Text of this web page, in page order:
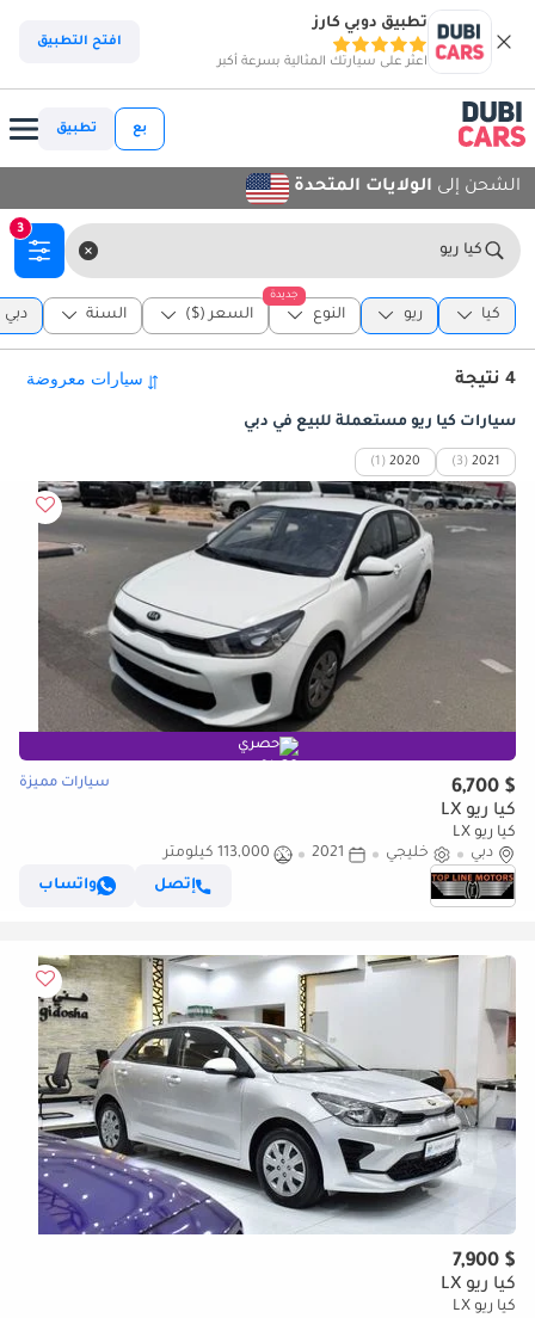
تطبيق دوبي كارز
اعثر على سيارتك المثالية بسرعة أكبر
افتح التطبيق
بع تطبيق
الشحن إلى الولايات المتحدة
كيا ريو
3
كيا ريو
جديدة
النوع السعر ($) السنة دبي
4 نتيجة
سيارات كيا ريو مستعملة للبيع في دبي
2021
(3)
2020
(1)
حصري
$ 6,700 سيارات مميزة
كيا ريو LX
كيا ريو LX
دبي
خليجي 2021
113,000 كيلومتر
إتصل
واتساب
$ 7,900
كيا ريو LX
كيا ريو LX